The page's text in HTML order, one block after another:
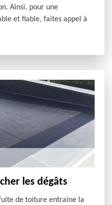
Ainsi, pour une
et fiable, faites appel à
les dégâts
de toiture entraine la